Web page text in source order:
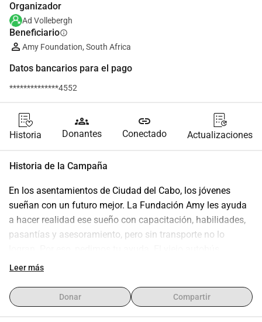
Organizador
Ad Vollebergh
Beneficiarioinfo
Amy Foundation, South Africa
Datos bancarios para el pago
**************4552
Historia
groups
Donantes
link
Conectado Actualizaciones
Historia de la Campaña
En los asentamientos de Ciudad del Cabo, los jóvenes
sueñan con un futuro mejor. La Fundación Amy les ayuda
a hacer realidad ese sueño con capacitación, habilidades,
pasantías y asesoramiento, pero sin transporte no lo
comprado de segunda mano y en servicio durante más de
mantenimiento es más costoso de lo que es razonable. Sin
embargo, transportamos diariamente a más de 150
Leer más
Donar Compartir